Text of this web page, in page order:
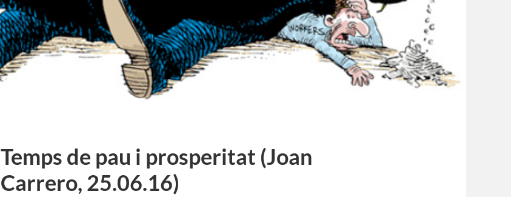
Temps de pau i prosperitat (Joan
Carrero, 25.06.16)